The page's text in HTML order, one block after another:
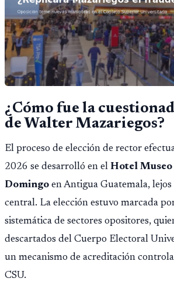
¿Cómo fue la
de Walter Mazariegos?
El proceso de elección de rector
2026 se desarrolló en el Hotel Museo
Domingo en Antigua Guatemala,
central. La elección estuvo marcada
sistemática de sectores opositores,
descartados del Cuerpo Electoral
un mecanismo de acreditación
CSU.